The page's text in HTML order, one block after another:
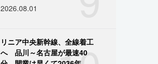
2026.08.01
リニア中央新幹線、全線着工
へ 品川～名古屋が最速40